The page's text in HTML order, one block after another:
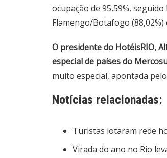
ocupação de 95,59%,
Flamengo/Botafogo (88,02%)
O presidente do HotéisRIO,
especial de países do
muito especial, apontada pelo
Notícias relacionadas:
Turistas lotaram rede
Virada do ano no Rio